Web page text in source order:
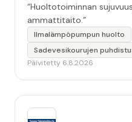
“Huoltotoiminnan
ammattitaito.”
Ilmalämpöpumpun huolto
Sadevesikourujen
Päivitetty 6.8.2026